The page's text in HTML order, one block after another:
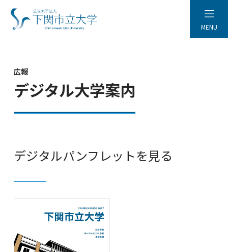
MENU
広報
デジタル大学案内
デジタルパンフレットを見る